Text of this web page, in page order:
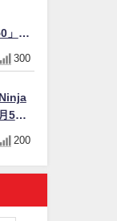
」8
圓
缸×
300
5日
價格
200